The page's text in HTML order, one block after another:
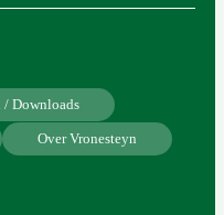
/ Downloads
Over Vronesteyn